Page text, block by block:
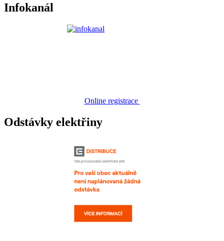
Infokanál
Online registrace
Odstávky elektřiny